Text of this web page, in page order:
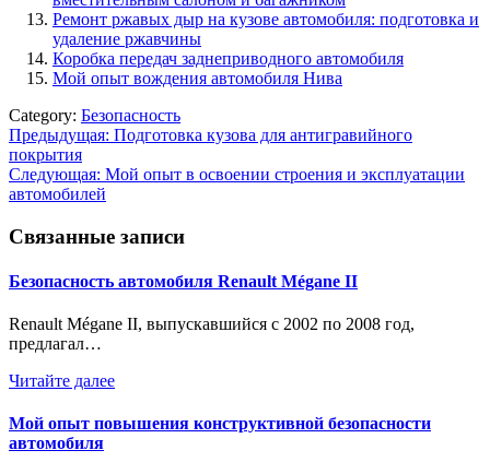
Ремонт ржавых дыр на кузове автомобиля: подготовка и
удаление ржавчины
Коробка передач заднеприводного автомобиля
Мой опыт вождения автомобиля Нива
Category: Безопасность
Навигация
по
записям
Предыдущая: Подготовка кузова для антигравийного
покрытия
Следующая: Мой опыт в освоении строения и эксплуатации
автомобилей
Связанные записи
Безопасность автомобиля Renault Mégane II
Renault Mégane II, выпускавшийся с 2002 по 2008 год,
предлагал…
Читайте далее
Мой опыт повышения конструктивной безопасности
автомобиля